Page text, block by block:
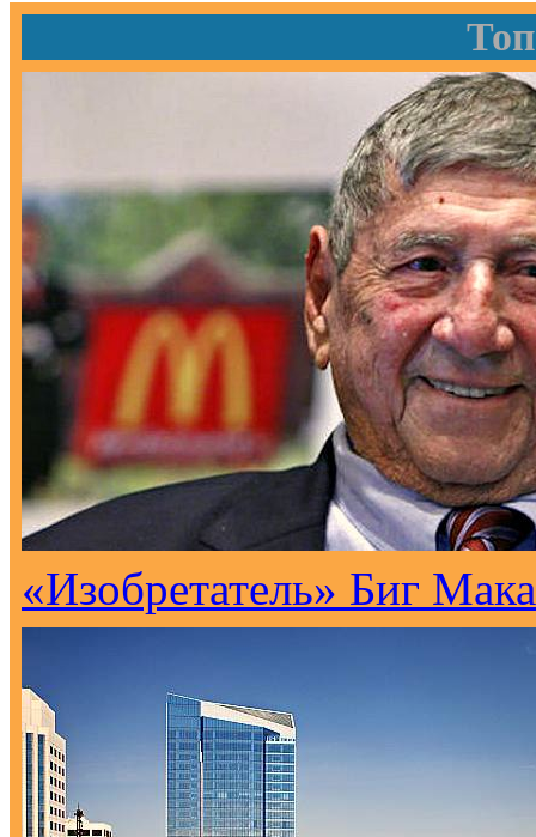
«Изобретатель» Биг